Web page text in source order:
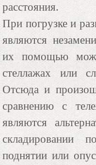
расстояния.
При погрузке и
являются
их помощью
стеллажах или
Отсюда и
сравнению с
являются
складировании
поднятии или